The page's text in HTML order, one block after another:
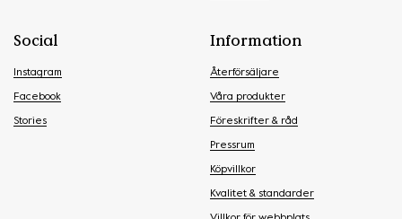
Social
Instagram
Facebook
Stories
Information
Återförsäljare
Våra produkter
Föreskrifter & råd
Pressrum
Köpvillkor
Kvalitet & standarder